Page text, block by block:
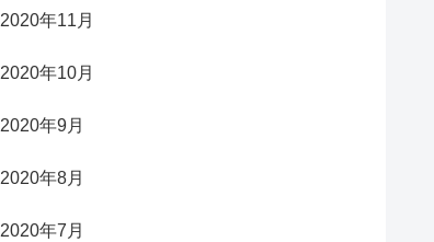
2020年11月
2020年10月
2020年9月
2020年8月
2020年7月